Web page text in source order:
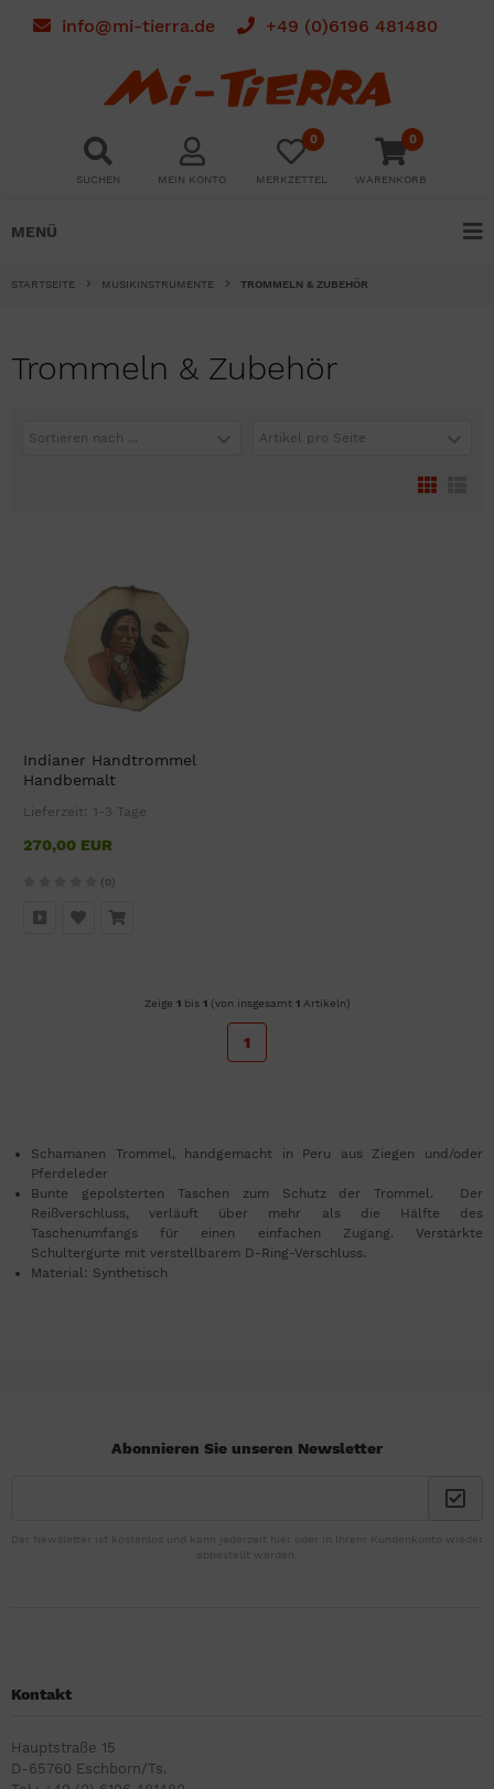
info@mi-tierra.de +49 (0)6196 481480
SUCHEN MEIN KONTO
0
MERKZETTEL
0
WARENKORB
MENÜ
STARTSEITE MUSIKINSTRUMENTE TROMMELN & ZUBEHÖR
Trommeln & Zubehör
Sortieren nach ... Artikel pro Seite
Indianer Handtrommel
Handbemalt
Lieferzeit: 1-3 Tage
270,00 EUR
(0)
Zeige 1bis 1(von insgesamt 1Artikeln)
1
Schamanen Trommel, handgemacht in Peru aus Ziegen und/oder
Pferdeleder
Bunte gepolsterten Taschen zum Schutz der Trommel. Der
Reißverschluss, verläuft über mehr als die Hälfte des
Taschenumfangs für einen einfachen Zugang. Verstärkte
Schultergurte mit verstellbarem D-Ring-Verschluss.
Material: Synthetisch
Abonnieren Sie unseren Newsletter
Der Newsletter ist kostenlos und kann jederzeit hier oder in Ihrem Kundenkonto wieder
abbestellt werden.
Kontakt
Hauptstraße 15
D-65760 Eschborn/Ts.